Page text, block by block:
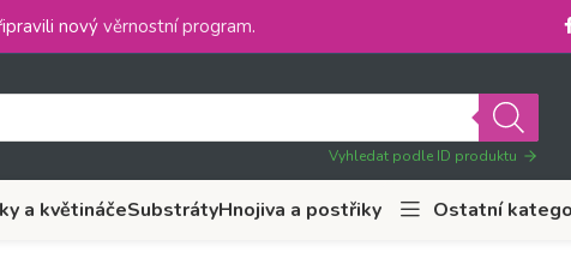
nový věrnostní program.
Vyhledat podle ID produktu
a květináčeSubstrátyHnojiva a postřiky Ostatní